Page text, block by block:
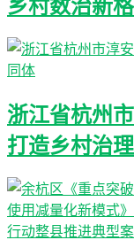
乡村数治新
浙江省杭州
打造乡村治